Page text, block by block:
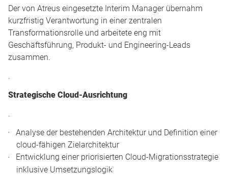
Der von Atreus eingesetzte Interim Manager übernahm
kurzfristig Verantwortung in einer zentralen
Transformationsrolle und arbeitete eng mit
Geschäftsführung, Produkt- und Engineering-Leads
zusammen.
.
Strategische Cloud-Ausrichtung
.
Analyse der bestehenden Architektur und Definition einer
cloud-fähigen Zielarchitektur
Entwicklung einer priorisierten Cloud-Migrationsstrategie
inklusive Umsetzungslogik